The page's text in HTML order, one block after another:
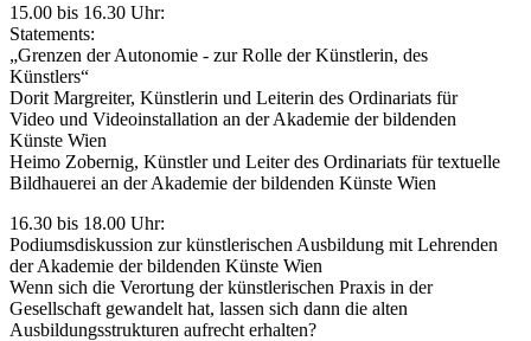
15.00 bis 16.30 Uhr:
Statements:
„Grenzen der Autonomie - zur Rolle der Künstlerin, des
Künstlers“
Dorit Margreiter, Künstlerin und Leiterin des Ordinariats für
Video und Videoinstallation an der Akademie der bildenden
Künste Wien
Heimo Zobernig, Künstler und Leiter des Ordinariats für textuelle
Bildhauerei an der Akademie der bildenden Künste Wien
16.30 bis 18.00 Uhr:
Podiumsdiskussion zur künstlerischen Ausbildung mit Lehrenden
der Akademie der bildenden Künste Wien
Wenn sich die Verortung der künstlerischen Praxis in der
Gesellschaft gewandelt hat, lassen sich dann die alten
Ausbildungsstrukturen aufrecht erhalten?